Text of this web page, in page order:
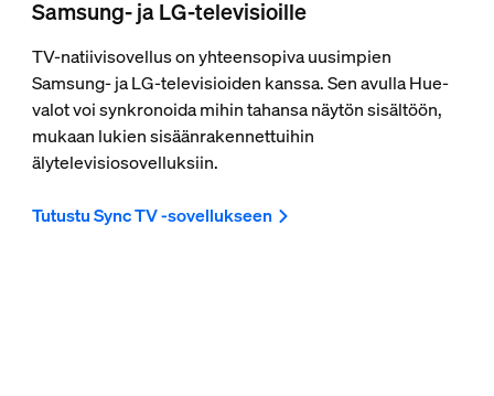
Samsung- ja LG-televisioille
TV-natiivisovellus on yhteensopiva uusimpien
Samsung- ja LG-televisioiden kanssa. Sen avulla Hue-
valot voi synkronoida mihin tahansa näytön sisältöön,
mukaan lukien sisäänrakennettuihin
älytelevisiosovelluksiin.
Tutustu Sync TV -sovellukseen